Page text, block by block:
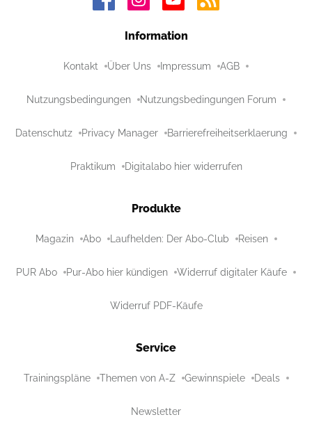
Information
Kontakt Über Uns Impressum AGB
Nutzungsbedingungen Nutzungsbedingungen Forum
Datenschutz Privacy Manager Barrierefreiheitserklaerung
Praktikum Digitalabo hier widerrufen
Produkte
Magazin Abo Laufhelden: Der Abo-Club Reisen
PUR Abo Pur-Abo hier kündigen Widerruf digitaler Käufe
Widerruf PDF-Käufe
Service
Trainingspläne Themen von A-Z Gewinnspiele Deals
Newsletter